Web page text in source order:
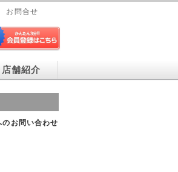
お問合せ
店舗紹介
お問い合わせ